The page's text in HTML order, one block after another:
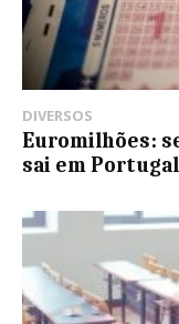
DIVERSOS
Euromilhões:
sai em Portugal